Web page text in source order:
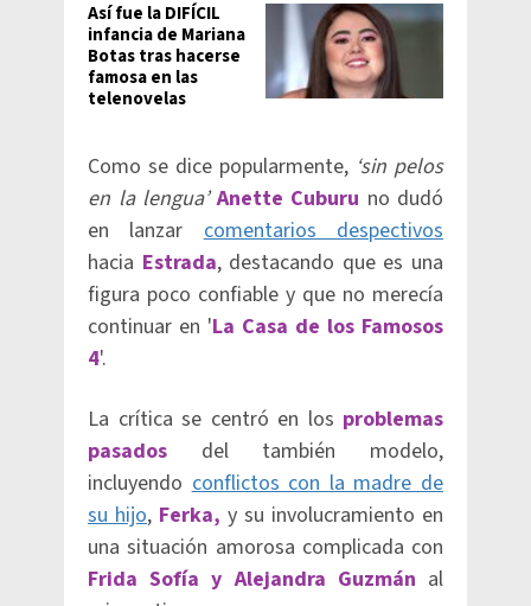
Así fue la DIFÍCIL
infancia de Mariana
Botas tras hacerse
famosa en las
telenovelas
Como se dice popularmente, ‘sin pelos
en la lengua’Anette Cuburu no dudó
en lanzarcomentarios despectivos
hacia Estrada, destacando que es una
figura poco confiable y que no merecía
continuar en 'La Casa de los Famosos
4'.
La crítica se centró en los problemas
pasados del también modelo,
incluyendoconflictos con la madre de
su hijo, Ferka, y su involucramiento en
una situación amorosa complicada con
Frida Sofía y Alejandra Guzmán al